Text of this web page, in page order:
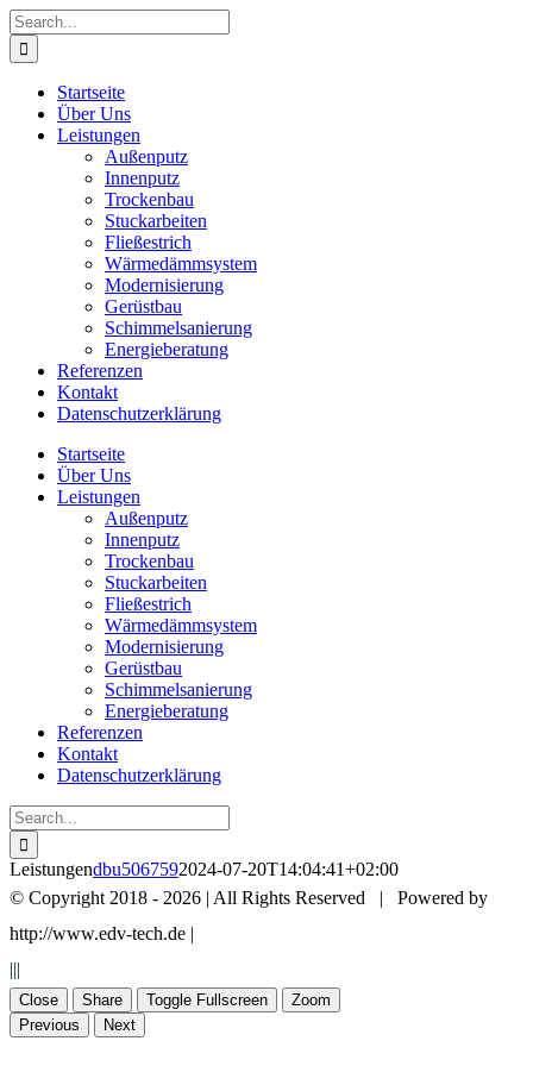
Skip
to
content
Search
for:
Startseite
Über Uns
Leistungen
Außenputz
Innenputz
Trockenbau
Stuckarbeiten
Fließestrich
Wärmedämmsystem
Modernisierung
Gerüstbau
Schimmelsanierung
Energieberatung
Referenzen
Kontakt
Datenschutzerklärung
Startseite
Über Uns
Leistungen
Außenputz
Innenputz
Trockenbau
Stuckarbeiten
Fließestrich
Wärmedämmsystem
Modernisierung
Gerüstbau
Schimmelsanierung
Energieberatung
Referenzen
Kontakt
Datenschutzerklärung
Search
for:
Leistungendbu5067592024-07-20T14:04:41+02:00
© Copyright 2018 - 2026 | All Rights Reserved | Powered by
http://www.edv-tech.de |
|||
Close Share Toggle Fullscreen
Zoom
Previous
Next